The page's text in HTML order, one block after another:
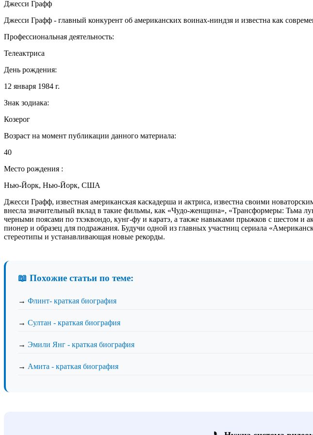
Джесси Графф
Джесси Графф - главный конкурент об американских воинах-ниндзя и известна как
Профессиональная деятельность:
Телеактриса
День рождения:
12 января 1984 г.
Знак зодиака:
Козерог
Возраст на момент публикации данного материала:
40
Место рождения :
Нью-Йорк, Нью-Йорк, США
Джесси Графф, известная американская каскадерша и актриса, известна своими
внесла значительный вклад в такие фильмы, как «Чудо-женщина», «Трансформеры:
черными поясами по тхэквондо, кунг-фу и каратэ, а также навыками прыжков с шестом и
пионер и образец для подражания. Будучи одной из главных участниц сериала
стереотипы и устанавливающая новые рекорды.
📖 Похожие статьи по теме:
→ Флинт- краткая биография
→ Султан - краткая биография
→ Эмили Янг - краткая биография
→ Амита - краткая биография